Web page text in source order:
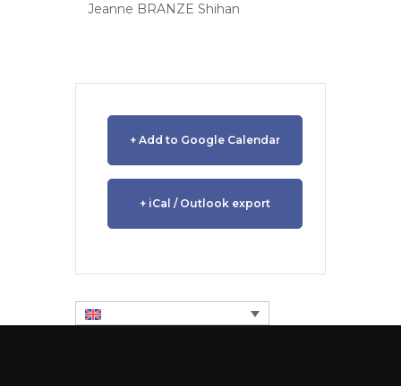
Jeanne BRANZE Shihan
+ Add to Google Calendar
+ iCal / Outlook export